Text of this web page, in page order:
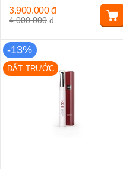
4.000.000 đ
3.900.000 đ
-13%
ĐẶT TRƯỚC